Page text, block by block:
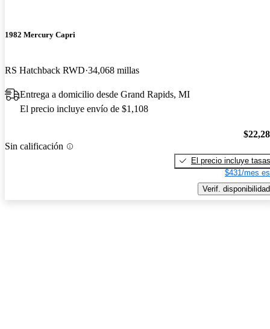
1982 Mercury Capri
RS Hatchback RWD 34,068 millas
Entrega a domicilio desde Grand Rapids, MI
El precio incluye envío de $1,108
Sin calificación
El precio incluye tasas
$431/mes
Verif. disponibilidad